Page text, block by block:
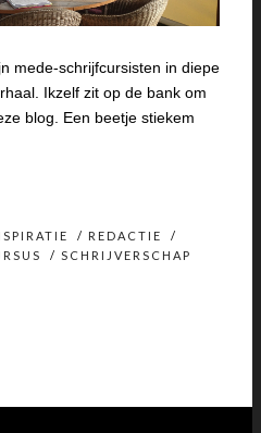
mede-schrijfcursisten in diepe
Ikzelf zit op de bank om
blog. Een beetje stiekem
/ REDACTIE
/
/ SCHRIJVERSCHAP